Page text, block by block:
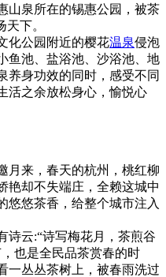
山泉所在的锡惠公园，被茶
下。
公园附近的樱花温泉侵泡
鱼池、盐浴池、沙浴池、地
养身功效的同时，感受不同
活之余放松身心，愉悦心
来，春天的杭州，桃红柳
艳却不失端庄，全赖这城中
悠悠茶香，给整个城市注入
云:“诗写梅花月，茶煎谷
也是全民品茶赏春的时
一丛丛茶树上，被春雨洗过